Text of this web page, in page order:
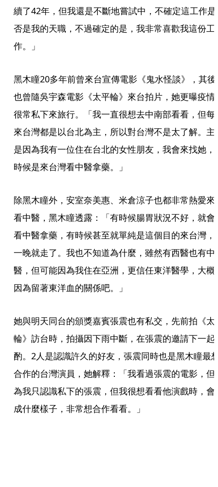
續了42年，但我還是不斷地嘗試中，不確定這工作是
否是我的天職，不過確定的是，我非常喜歡我這份工
作。」
黑木瞳20多年前曾來台宣傳電影《鬼水怪談》，其後
也曾隨吳宇森電影《太平輪》來台拍片，她更曝疫情
很常私下來旅行。「我一直很想去中南部看看，但每
來台灣都是以台北為主，所以對台灣不是太了解。主
是因為我有一位住在台北的女性朋友，我會來找她，
時候是來台灣看中醫拿藥。」
除黑木瞳外，安室奈美惠、米倉涼子也都非常熱愛來
看中醫，黑木瞳透露：「有時候腸胃狀況不好，就會
看中醫拿藥，有時候甚至就單純是這個目的來台灣，
一晚就走了。我也不知道為什麼，雖然有西醫也有中
醫，但可能因為我住在亞洲，更信任東洋醫學，大概
因為留著東洋血的關係吧。」
她與明天同台的頒獎嘉賓張震也有私交，先前拍《太
輪》訪台時，拍攝因下雨中斷，在張震的邀請下一起
酌。2人是認識許久的好友，張震同時也是黑木瞳最
合作的台灣演員，她解釋：「我看過張震的電影，但
為我只認識私下的張震，但我很想看看他演戲時，會
成什麼樣子，非常想合作看看。」